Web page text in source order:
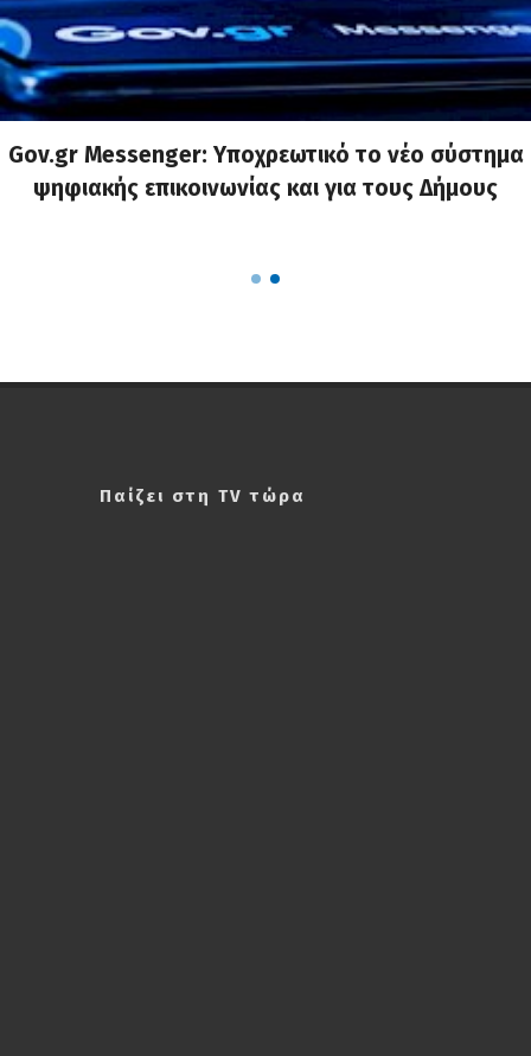
Gov.gr Messenger: Υποχρεωτικό το νέο σύστημα
ψηφιακής επικοινωνίας και για τους Δήμους
Παίζει στη TV τώρα